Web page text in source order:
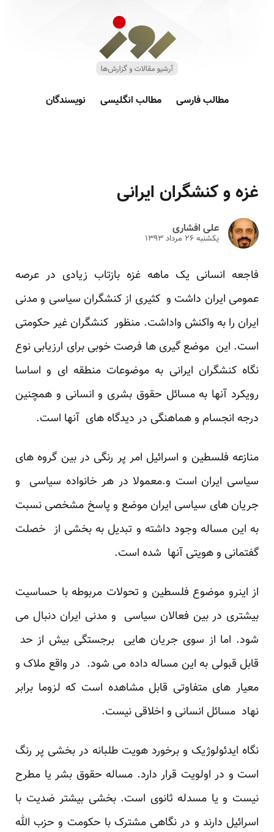
مطالب فارسی مطالب انگلیسی نویسندگان
غزه و کنشگران ایرانی
علی افشاری
یکشنبه ۲۶ مرداد ۱۳۹۳
فاجعه انسانی یک ماهه غزه بازتاب زیادی در عرصه
عمومی ایران داشت و کثیری از کنشگران سیاسی و مدنی
ایران را به واکنش واداشت. منظور کنشگران غیر حکومتی
است. این موضع گیری ها فرصت خوبی برای ارزیابی نوع
نگاه کنشگران ایرانی به موضوعات منطقه ای و اساسا
رویکرد آنها به مسائل حقوق بشری و انسانی و همچنین
درجه انجسام و هماهنگی در دیدگاه های آنها است.
منازعه فلسطین و اسرائیل امر پر رنگی در بین گروه های
سیاسی ایران است و.معمولا در هر خانواده سیاسی و
جریان های سیاسی ایران موضع و پاسخ مشخصی نسبت
به این مساله وجود داشته و تبدیل به بخشی از خصلت
گفتمانی و هویتی آنها شده است.
از اینرو موضوع فلسطین و تحولات مربوطه با حساسیت
بیشتری در بین فعالان سیاسی و مدنی ایران دنبال می
شود. اما از سوی جریان هایی برجستگی بیش از حد
قابل قبولی به این مساله داده می شود. در واقع ملاک و
معیار های متفاوتی قابل مشاهده است که لزوما برابر
نهاد مسائل انسانی و اخلاقی نیست.
نگاه ایدئولوژیک و برخورد هویت طلبانه در بخشی پر رنگ
است و در اولویت قرار دارد. مساله حقوق بشر یا مطرح
نیست و یا مسدله ثانوی است. بخشی بیشتر ضدیت با
اسرائیل دارند و در نگاهی مشترک با حکومت و حزب الله